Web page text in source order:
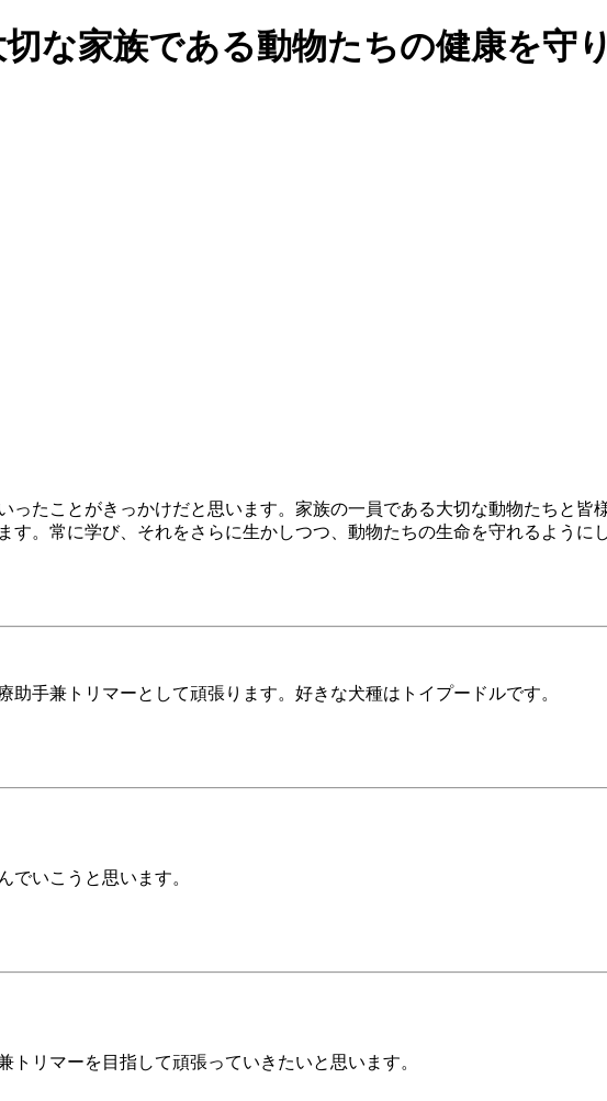
な家族である動物たちの健康を守
たことがきっかけだと思います。家族の一員である大切な動物たちと皆
。常に学び、それをさらに生かしつつ、動物たちの生命を守れるように
手兼トリマーとして頑張ります。好きな犬種はトイプードルです。
でいこうと思います。
リマーを目指して頑張っていきたいと思います。